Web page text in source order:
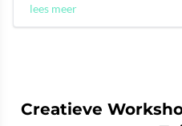
lees meer
Creatieve